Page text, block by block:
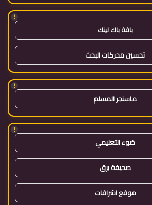
!
باقة باك لينك
تحسين محركات البحث
!
ماسنجر المسلم
!
ضوء التعليمي
صحيفة برق
موقع اشراقات